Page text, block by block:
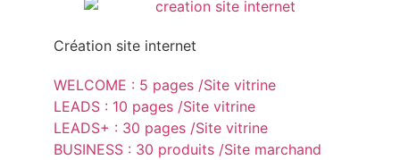
Création site internet
WELCOME : 5 pages /Site vitrine
LEADS : 10 pages /Site vitrine
LEADS+ : 30 pages /Site vitrine
BUSINESS : 30 produits /Site marchand